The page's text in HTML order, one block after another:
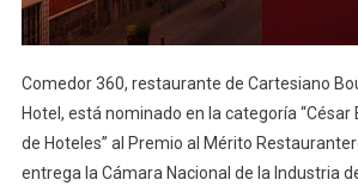
Comedor 360, restaurante de Cartesiano
Hotel, está nominado en la categoría
de Hoteles” al Premio al Mérito
entrega la Cámara Nacional de la Industria